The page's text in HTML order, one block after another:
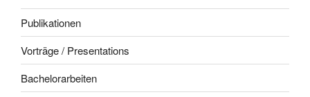
Publikationen
Vorträge / Presentations
Bachelorarbeiten